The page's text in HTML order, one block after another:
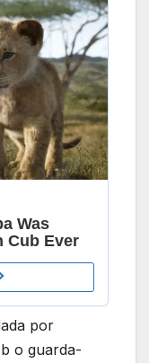
por
o guarda-